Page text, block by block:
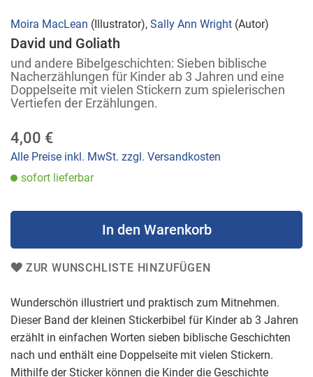
Moira MacLean (Illustrator), Sally Ann Wright (Autor)
David und Goliath
und andere Bibelgeschichten: Sieben biblische
Nacherzählungen für Kinder ab 3 Jahren und eine
Doppelseite mit vielen Stickern zum spielerischen
Vertiefen der Erzählungen.
4,00 €
Alle Preise inkl. MwSt. zzgl. Versandkosten
sofort lieferbar
In den Warenkorb
ZUR WUNSCHLISTE HINZUFÜGEN
Wunderschön illustriert und praktisch zum Mitnehmen.
Dieser Band der kleinen Stickerbibel für Kinder ab 3 Jahren
erzählt in einfachen Worten sieben biblische Geschichten
nach und enthält eine Doppelseite mit vielen Stickern.
Mithilfe der Sticker können die Kinder die Geschichte